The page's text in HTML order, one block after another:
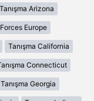
Tanışma Arizona
Europe
Tanışma California
Connecticut
Tanışma Georgia